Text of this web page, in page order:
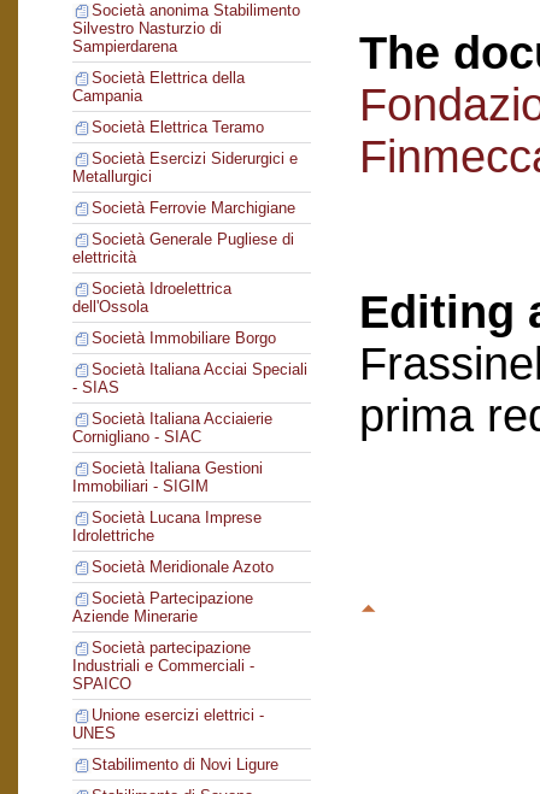
Società anonima Stabilimento
Silvestro Nasturzio di
Sampierdarena
Società Elettrica della
Campania
Società Elettrica Teramo
Società Esercizi Siderurgici e
Metallurgici
Società Ferrovie Marchigiane
Società Generale Pugliese di
elettricità
Società Idroelettrica
dell'Ossola
Società Immobiliare Borgo
Società Italiana Acciai Speciali
- SIAS
Società Italiana Acciaierie
Cornigliano - SIAC
Società Italiana Gestioni
Immobiliari - SIGIM
Società Lucana Imprese
Idrolettriche
Società Meridionale Azoto
Società Partecipazione
Aziende Minerarie
Società partecipazione
Industriali e Commerciali -
SPAICO
Unione esercizi elettrici -
UNES
Stabilimento di Novi Ligure
The
Editing
prima